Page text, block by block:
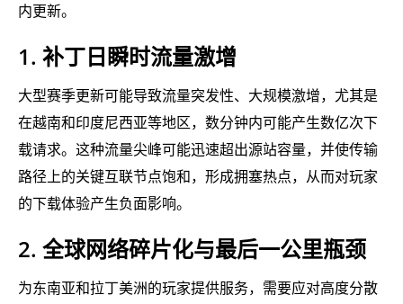
内更新。
1. 补丁日瞬时流量激增
大型赛季更新可能导致流量突发性、大规模激增，尤其是
在越南和印度尼西亚等地区，数分钟内可能产生数亿次下
载请求。这种流量尖峰可能迅速超出源站容量，并使传输
路径上的关键互联节点饱和，形成拥塞热点，从而对玩家
的下载体验产生负面影响。
2. 全球网络碎片化与最后一公里瓶颈
为东南亚和拉丁美洲的玩家提供服务，需要应对高度分散